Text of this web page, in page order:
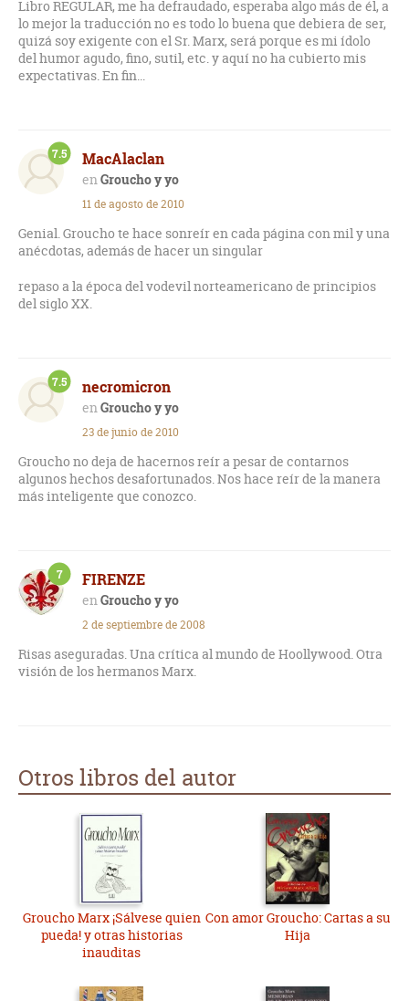
Libro REGULAR, me ha defraudado, esperaba algo más de él, a
lo mejor la traducción no es todo lo buena que debiera de ser,
quizá soy exigente con el Sr. Marx, será porque es mi ídolo
del humor agudo, fino, sutil, etc. y aquí no ha cubierto mis
expectativas. En fin...
MacAlaclan
Groucho y yo
7.5
11 de agosto de 2010
Genial. Groucho te hace sonreír en cada página con mil y una
anécdotas, además de hacer un singular
repaso a la época del vodevil norteamericano de principios
del siglo XX.
necromicron
Groucho y yo
7.5
23 de junio de 2010
Groucho no deja de hacernos reír a pesar de contarnos
algunos hechos desafortunados. Nos hace reír de la manera
más inteligente que conozco.
FIRENZE
Groucho y yo
7
2 de septiembre de 2008
Risas aseguradas. Una crítica al mundo de Hoollywood. Otra
visión de los hermanos Marx.
Otros libros del autor
Groucho Marx ¡Sálvese quien
pueda! y otras historias
inauditas
Con amor Groucho: Cartas a su
Hija